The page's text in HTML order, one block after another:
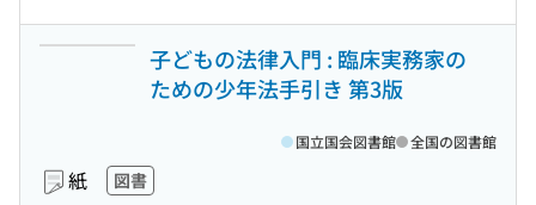
子どもの法律入門 : 臨床実務家の
ための少年法手引き 第3版
紙 図書
国立国会図書館 全国の図書館